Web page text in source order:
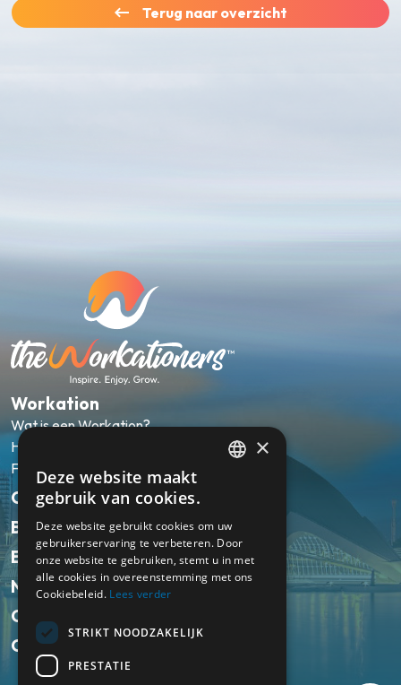
Terug naar overzicht
Workation
Wat is een Workation?
Hoe werkt het?
FAQ
Onze pakketten
Bestemmingen
Ervaringen
Nieuws
Over ons
Contact
×
Deze website maakt
gebruik van cookies.
Deze website gebruikt cookies om uw
gebruikerservaring te verbeteren. Door
onze website te gebruiken, stemt u in met
alle cookies in overeenstemming met ons
Cookiebeleid. Lees verder
STRIKT NOODZAKELIJK
PRESTATIE